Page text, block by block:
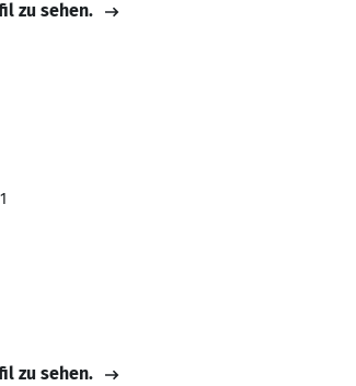
zu sehen.
zu sehen.